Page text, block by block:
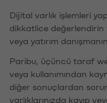
Dijital varlık işlemleri
dikkatlice değerlendirin
veya yatırım
Paribu, üçüncü taraf
veya kullanımından
diğer sonuçlardan
varlıklarınızda kayıp